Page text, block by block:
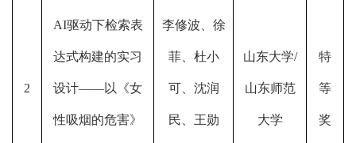
2
AI驱动下检索表
达式构建的实习
设计——以《女
性吸烟的危害》
李修波、徐
菲、杜小
可、沈润
民、王勋
山东大学/
山东师范
大学
特
等
奖